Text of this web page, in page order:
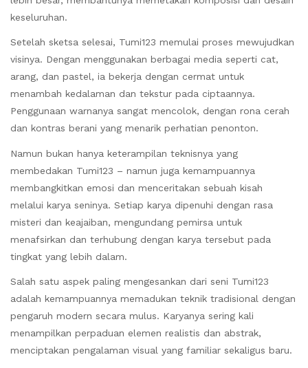
keseluruhan.
Setelah sketsa selesai, Tumi123 memulai proses mewujudkan
visinya. Dengan menggunakan berbagai media seperti cat,
arang, dan pastel, ia bekerja dengan cermat untuk
menambah kedalaman dan tekstur pada ciptaannya.
Penggunaan warnanya sangat mencolok, dengan rona cerah
dan kontras berani yang menarik perhatian penonton.
Namun bukan hanya keterampilan teknisnya yang
membedakan Tumi123 – namun juga kemampuannya
membangkitkan emosi dan menceritakan sebuah kisah
melalui karya seninya. Setiap karya dipenuhi dengan rasa
misteri dan keajaiban, mengundang pemirsa untuk
menafsirkan dan terhubung dengan karya tersebut pada
tingkat yang lebih dalam.
Salah satu aspek paling mengesankan dari seni Tumi123
adalah kemampuannya memadukan teknik tradisional dengan
pengaruh modern secara mulus. Karyanya sering kali
menampilkan perpaduan elemen realistis dan abstrak,
menciptakan pengalaman visual yang familiar sekaligus baru.